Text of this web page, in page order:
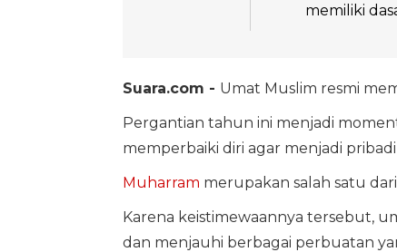
memiliki
Suara.com - Umat Muslim resmi
Pergantian tahun ini menjadi
memperbaiki diri agar menjadi
Muharram merupakan salah satu
Karena keistimewaannya tersebut,
dan menjauhi berbagai perbuatan